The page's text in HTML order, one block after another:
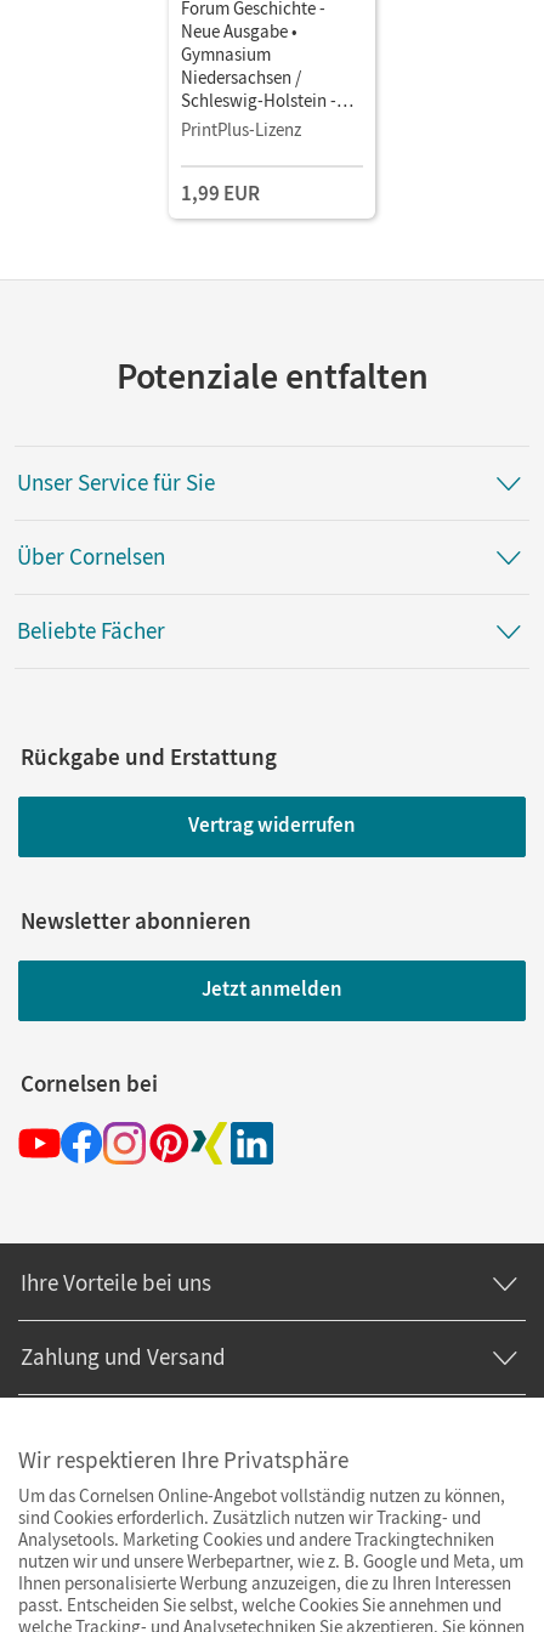
Forum Geschichte -
Neue Ausgabe •
Gymnasium
Niedersachsen /
Schleswig-Holstein -
Ausgabe ab 2016 · 9./10.
Ersten Weltkriegs bis zur
Gegenwart • Schulbuch
als E-Book
PrintPlus-Lizenz
1,99 EUR
Potenziale entfalten
Unser Service für Sie
Über Cornelsen
Beliebte Fächer
Rückgabe und Erstattung
Vertrag widerrufen
Newsletter abonnieren
Jetzt anmelden
Cornelsen bei
Ihre Vorteile bei uns
Zahlung und Versand
Wir respektieren Ihre Privatsphäre
Um das Cornelsen Online-Angebot vollständig nutzen zu können,
sind Cookies erforderlich. Zusätzlich nutzen wir Tracking- und
Analysetools. Marketing Cookies und andere Trackingtechniken
nutzen wir und unsere Werbepartner, wie z. B. Google und Meta, um
Ihnen personalisierte Werbung anzuzeigen, die zu Ihren Interessen
passt. Entscheiden Sie selbst, welche Cookies Sie annehmen und
welche Tracking- und Analysetechniken Sie akzeptieren. Sie können